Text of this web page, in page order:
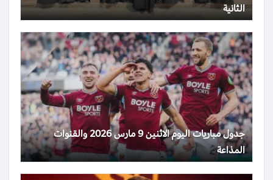
الثانية
جدول مباريات اليوم الاثنين 9 مارس 2026 والقنوات
المذاعة